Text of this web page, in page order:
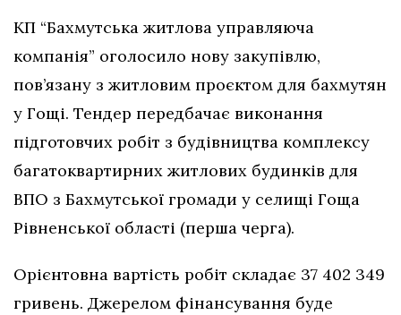
КП “Бахмутська житлова управляюча
компанія” оголосило нову закупівлю,
пов’язану з житловим проєктом для бахмутян
у Гощі. Тендер передбачає виконання
підготовчих робіт з будівництва комплексу
багатоквартирних житлових будинків для
ВПО з Бахмутської громади у селищі Гоща
Рівненської області (перша черга).
Орієнтовна вартість робіт складає 37 402 349
гривень. Джерелом фінансування буде